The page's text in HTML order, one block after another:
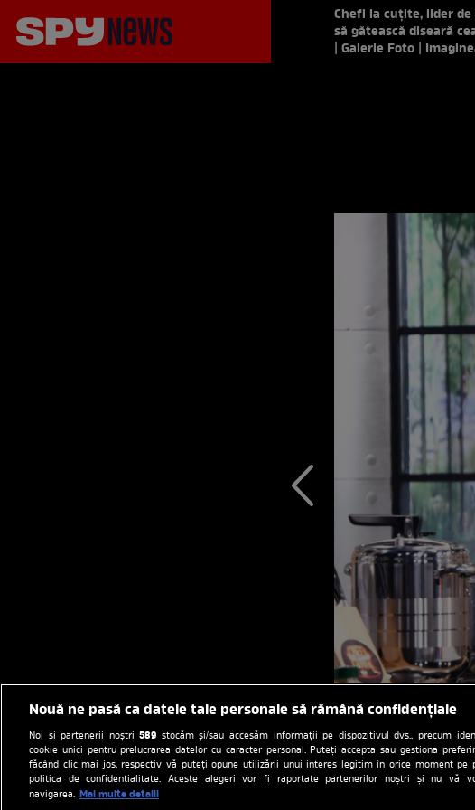
Chefi la cuțite, lider
să gătească diseară
| Galerie Foto |
Nouă ne pasă ca datele tale personale să rămână confidențiale
Noi și partenerii noștri589 stocăm și/sau accesăm informații pe dispozitivul dvs., precum
cookie unici pentru prelucrarea datelor cu caracter personal. Puteți accepta sau gestiona
făcând clic mai jos, respectiv vă puteți opune utilizării unui interes legitim în orice moment pe
politica de confidențialitate. Aceste alegeri vor fi raportate partenerilor noștri și nu vă
navigarea. Mai multe detalii